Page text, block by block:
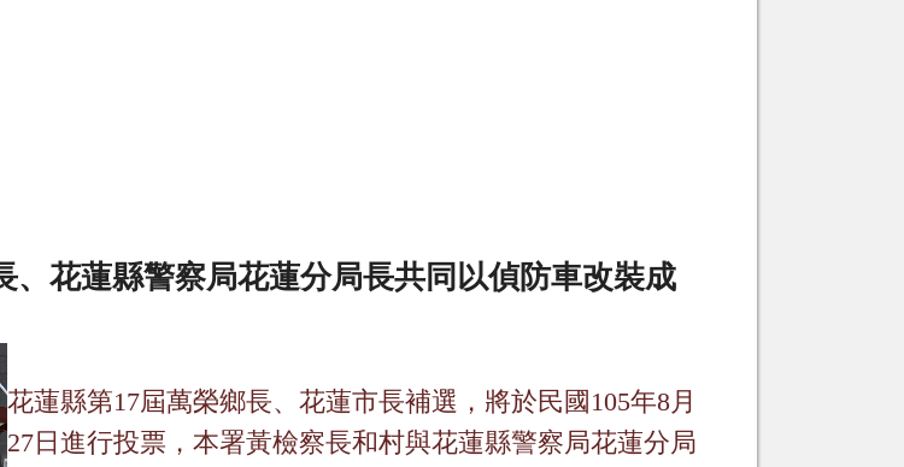
花蓮縣警察局花蓮分局長共同以偵防車改裝成
花蓮縣第17屆萬榮鄉長、花蓮市長補選，將於民國 105年8月
27 日進行投票，本署黃檢察長和村與花蓮縣警察局花蓮分局